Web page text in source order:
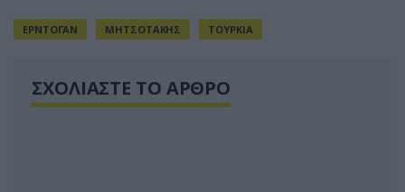
ΕΡΝΤΟΓΑΝ ΜΗΤΣΟΤΑΚΗΣ ΤΟΥΡΚΙΑ
ΣΧΟΛΙΑΣΤΕ ΤΟ ΑΡΘΡΟ